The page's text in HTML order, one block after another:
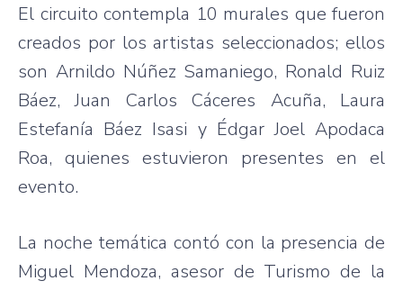
El circuito contempla 10 murales que fueron
creados por los artistas seleccionados; ellos
son Arnildo Núñez Samaniego, Ronald Ruiz
Báez, Juan Carlos Cáceres Acuña, Laura
Estefanía Báez Isasi y Édgar Joel Apodaca
Roa, quienes estuvieron presentes en el
evento.
La noche temática contó con la presencia de
Miguel Mendoza, asesor de Turismo de la